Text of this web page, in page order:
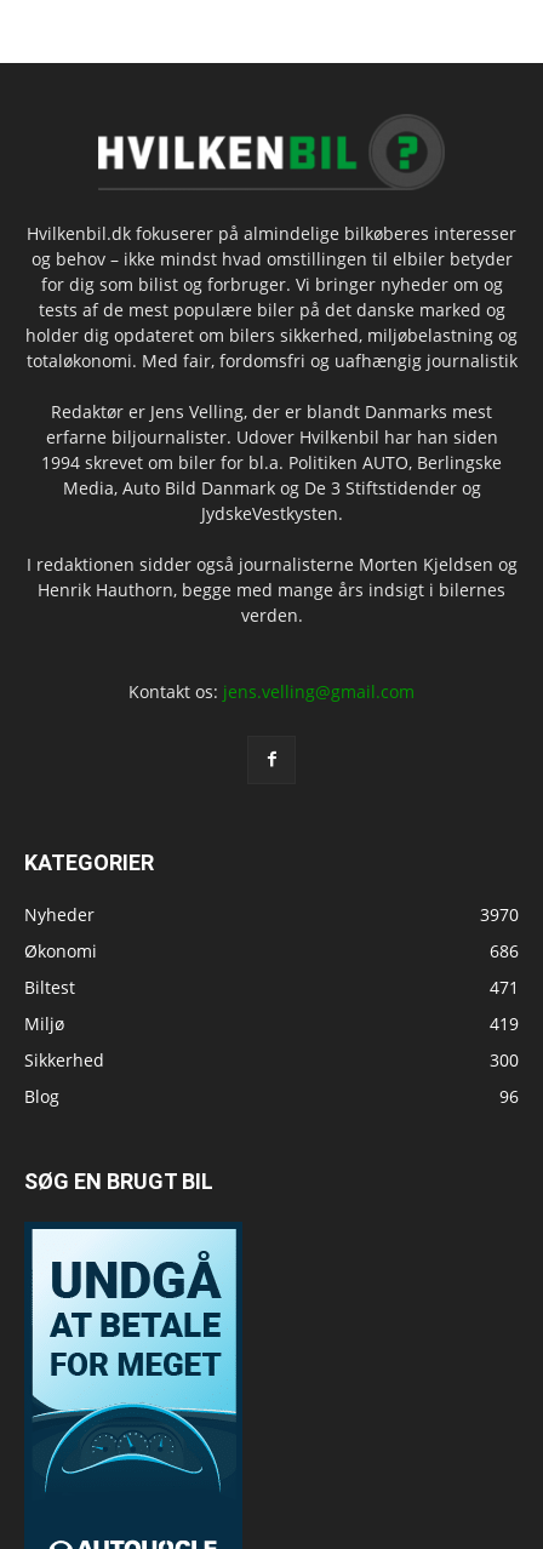
Hvilkenbil.dk fokuserer på almindelige bilkøberes interesser
og behov – ikke mindst hvad omstillingen til elbiler betyder
for dig som bilist og forbruger. Vi bringer nyheder om og
tests af de mest populære biler på det danske marked og
holder dig opdateret om bilers sikkerhed, miljøbelastning og
totaløkonomi. Med fair, fordomsfri og uafhængig journalistik
Redaktør er Jens Velling, der er blandt Danmarks mest
erfarne biljournalister. Udover Hvilkenbil har han siden
1994 skrevet om biler for bl.a. Politiken AUTO, Berlingske
Media, Auto Bild Danmark og De 3 Stiftstidender og
JydskeVestkysten.
I redaktionen sidder også journalisterne Morten Kjeldsen og
Henrik Hauthorn, begge med mange års indsigt i bilernes
verden.
Kontakt os: jens.velling@gmail.com
KATEGORIER
Nyheder
3970
Økonomi
686
Biltest
471
Miljø
419
Sikkerhed
300
Blog
96
SØG EN BRUGT BIL